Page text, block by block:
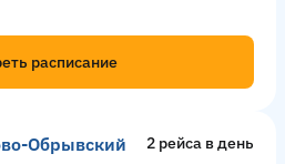
расписание
Обрывский 2 рейсa в день